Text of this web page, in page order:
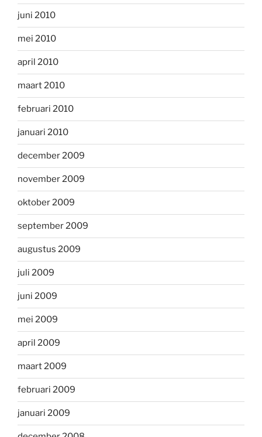
juni 2010
mei 2010
april 2010
maart 2010
februari 2010
januari 2010
december 2009
november 2009
oktober 2009
september 2009
augustus 2009
juli 2009
juni 2009
mei 2009
april 2009
maart 2009
februari 2009
januari 2009